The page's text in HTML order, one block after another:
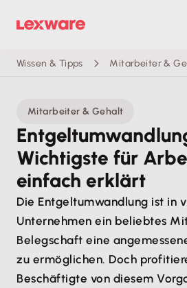
Wissen & Tipps Mitarbeiter &
Mitarbeiter & Gehalt
Wichtigste für
einfach erklärt
Die Entgeltumwandlung ist in
Unternehmen ein beliebtes
Belegschaft eine
zu ermöglichen. Doch
Beschäftigte von diesem